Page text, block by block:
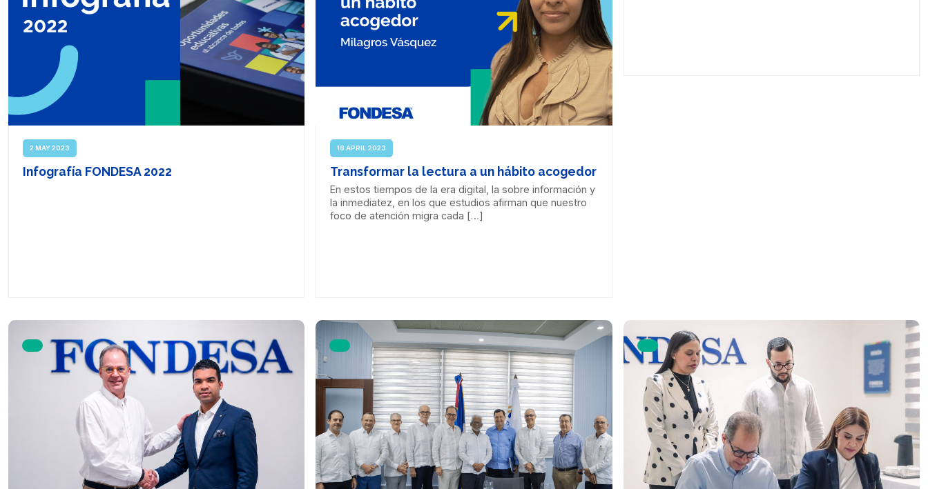
2 MAY 2023
Infografía FONDESA 2022
18 APRIL 2023
Transformar la lectura a un hábito acogedor
En estos tiempos de la era digital, la sobre información y
la inmediatez, en los que estudios afirman que nuestro
foco de atención migra cada […]